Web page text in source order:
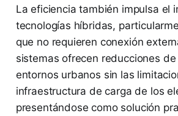
La eficiencia también impulsa el
tecnologías híbridas,
que no requieren conexión
sistemas ofrecen reducciones
entornos urbanos sin las
infraestructura de carga de los
presentándose como solución